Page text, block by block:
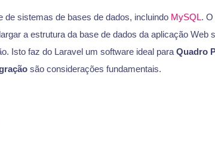
de sistemas de bases de dados, incluindo MySQL. O
a estrutura da base de dados da aplicação Web
Isto faz do Laravel um software ideal para Quadro
são considerações fundamentais.